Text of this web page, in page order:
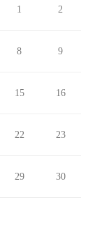
1 2
8 9
15 16
22 23
29 30